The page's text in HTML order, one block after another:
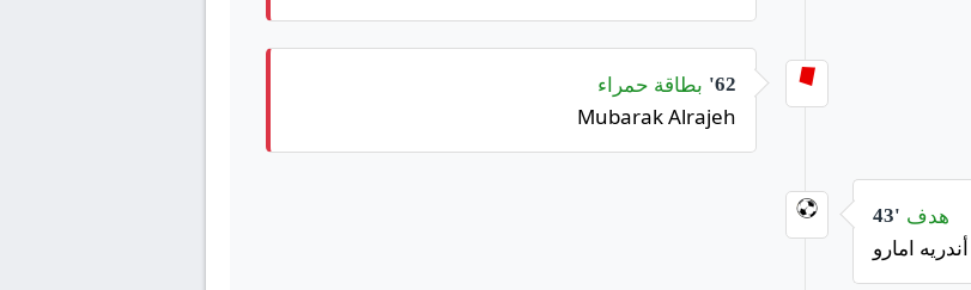
62' بطاقة حمراء
Mubarak Alrajeh
43' هدف
أندريه امارو